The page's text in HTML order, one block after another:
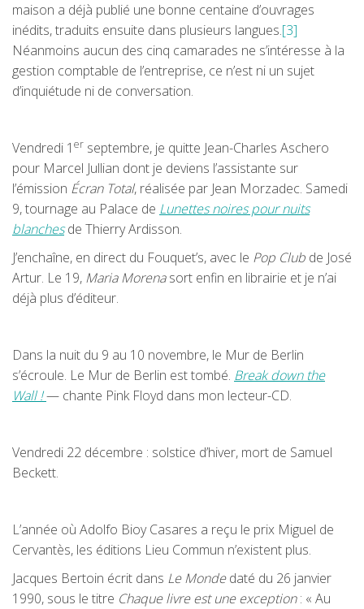
maison a déjà publié une bonne centaine d’ouvrages
inédits, traduits ensuite dans plusieurs langues.[3]
Néanmoins aucun des cinq camarades ne s’intéresse à la
gestion comptable de l’entreprise, ce n’est ni un sujet
d’inquiétude ni de conversation.
Vendredi 1 er septembre, je quitte Jean-Charles Aschero
pour Marcel Jullian dont je deviens l’assistante sur
l’émission Écran Total, réalisée par Jean Morzadec. Samedi
9, tournage au Palace de Lunettes noires pour nuits
blanchesde Thierry Ardisson.
J’enchaîne, en direct du Fouquet’s, avec le Pop Club de José
Artur. Le 19, Maria Morenasort enfin en librairie et je n’ai
déjà plus d’éditeur.
Dans la nuit du 9 au 10 novembre, le Mur de Berlin
s’écroule. Le Mur de Berlin est tombé. Break down the
Wall !— chante Pink Floyd dans mon lecteur-CD.
Vendredi 22 décembre : solstice d’hiver, mort de Samuel
Beckett.
L’année où Adolfo Bioy Casares a reçu le prix Miguel de
Cervantès, les éditions Lieu Commun n’existent plus.
Jacques Bertoin écrit dans Le Mondedaté du 26 janvier
1990, sous le titre Chaque livre est une exception: « Au